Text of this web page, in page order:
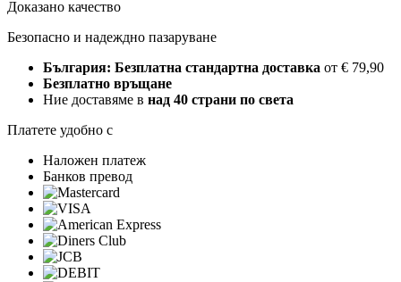
Доказано качество
Безопасно и надеждно пазаруване
България: Безплатна стандартна доставка от € 79,90
Безплатно връщане
Ние доставяме в над 40 страни по света
Платете удобно с
Наложен платеж
Банков превод